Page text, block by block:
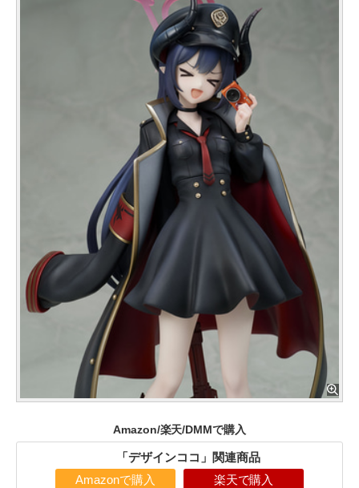
Amazon/楽天/DMMで購入
「デザインココ」関連商品
Amazonで購入 楽天で購入